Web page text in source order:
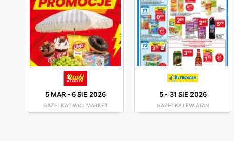
5 MAR-6 SIE 2026
GAZETKA TWÓJ MARKET
5- 31 SIE 2026
GAZETKA LEWIATAN